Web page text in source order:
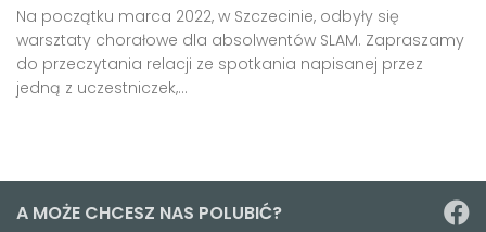
Na początku marca 2022, w Szczecinie, odbyły się
warsztaty chorałowe dla absolwentów SLAM. Zapraszamy
do przeczytania relacji ze spotkania napisanej przez
jedną z uczestniczek,...
A MOŻE CHCESZ NAS POLUBIĆ?